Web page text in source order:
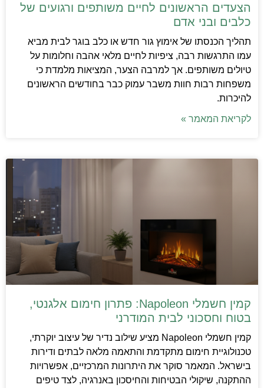
הצעדים הראשונים לחיים משותפים ורגועים של
כלבים ובני אדם
תהליך הכנסתו של אימוץ גור חדש או כלב בוגר לבית מביא
עמו התרגשות רבה, ציפיות לחיים מלאי אהבה וחלומות על
טיולים משותפים. אך למרבה הצער, המציאות מלמדת כי
משפחות רבות חוות משבר עמוק כבר בחודשים הראשונים
להיכרות.
לקריאת המאמר »
קמין חשמלי Napoleon: פתרון חימום אלגנטי,
בטוח וחסכוני לבית המודרני
קמין חשמלי Napoleon מציע שילוב נדיר של עיצוב יוקרתי,
טכנולוגיית חימום מתקדמת והתאמה מלאה לבתים ודירות
בישראל. המאמר סוקר את היתרונות המרכזיים, אפשרויות
ההתקנה, שיקולי הבטיחות והחיסכון באנרגיה, לצד טיפים